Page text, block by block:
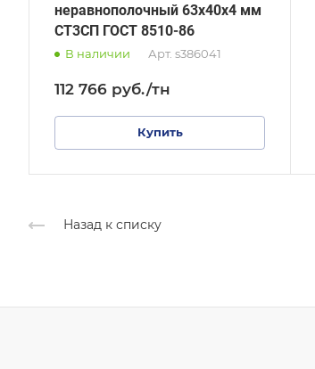
неравнополочный 63х40х4 мм
СТ3СП ГОСТ 8510-86
В наличии Арт. s386041
112 766 руб./тн
Купить
Назад к списку